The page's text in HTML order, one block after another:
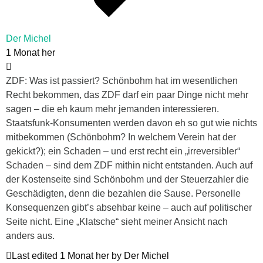
Der Michel
1 Monat her
ZDF: Was ist passiert? Schönbohm hat im wesentlichen
Recht bekommen, das ZDF darf ein paar Dinge nicht mehr
sagen – die eh kaum mehr jemanden interessieren.
Staatsfunk-Konsumenten werden davon eh so gut wie nichts
mitbekommen (Schönbohm? In welchem Verein hat der
gekickt?); ein Schaden – und erst recht ein „irreversibler“
Schaden – sind dem ZDF mithin nicht entstanden. Auch auf
der Kostenseite sind Schönbohm und der Steuerzahler die
Geschädigten, denn die bezahlen die Sause. Personelle
Konsequenzen gibt’s absehbar keine – auch auf politischer
Seite nicht. Eine „Klatsche“ sieht meiner Ansicht nach
anders aus.
Last edited 1 Monat her by Der Michel